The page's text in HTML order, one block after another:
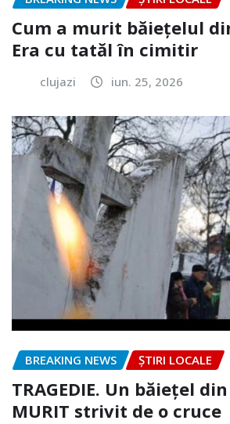
Cum a murit băiețelul
Era cu tatăl în cimitir
clujazi iun. 25, 2026
BREAKING NEWS ȘTIRI LOCALE
TRAGEDIE. Un băiețel
MURIT strivit de o cruce